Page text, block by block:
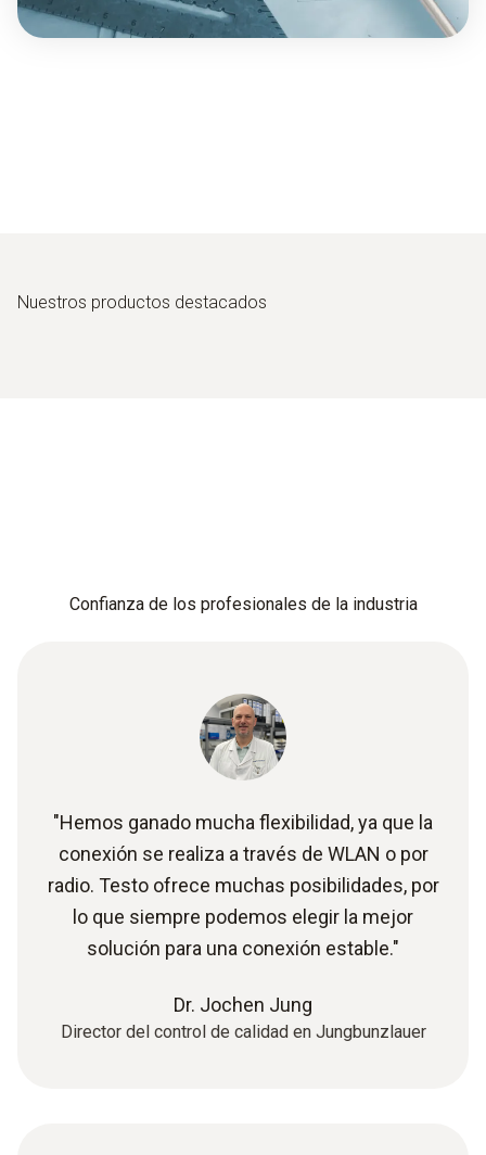
Nuestros productos destacados
Confianza de los profesionales de la industria
"Hemos ganado mucha flexibilidad, ya que la
conexión se realiza a través de WLAN o por
radio. Testo ofrece muchas posibilidades, por
lo que siempre podemos elegir la mejor
solución para una conexión estable."
Dr. Jochen Jung
Director del control de calidad en Jungbunzlauer